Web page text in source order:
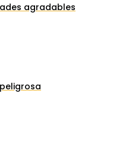
agradables